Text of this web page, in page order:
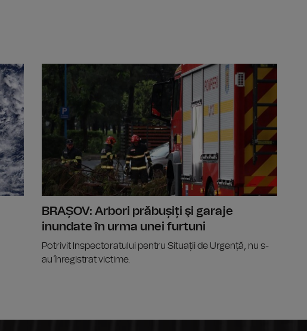
Polițist argeșean, suspendat după ce a fost prins beat la volan în
MAE:
BRAȘOV: Arbori prăbușiți şi garaje
inundate în urma unei furtuni
Potrivit Inspectoratului pentru Situații de Urgență, nu s-
au înregistrat victime.